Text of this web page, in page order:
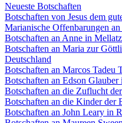
Neueste Botschaften
Botschaften von Jesus dem
Marianische Offenbarungen
Botschaften an Anne in
Botschaften an Maria zur
Deutschland
Botschaften an Marcos Tadeu
Botschaften an Edson
Botschaften an die Zuflucht
Botschaften an die Kinder der
Botschaften an John Leary in